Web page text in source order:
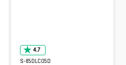
4.7
S-85DLC05D